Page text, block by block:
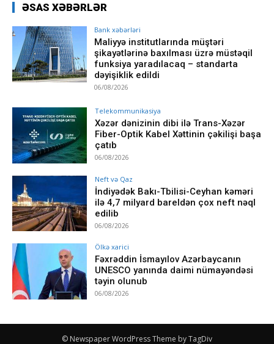
ƏSAS XƏBƏRLƏR
Bank xəbərləri
Maliyyə institutlarında müştəri
şikayətlərinə baxılması üzrə müstəqil
funksiya yaradılacaq – standarta
dəyişiklik edildi
06/08/2026
Telekommunikasiya
Xəzər dənizinin dibi ilə Trans-Xəzər
Fiber-Optik Kabel Xəttinin çəkilişi başa
çatıb
06/08/2026
Neft və Qaz
İndiyədək Bakı-Tbilisi-Ceyhan kəməri
ilə 4,7 milyard bareldən çox neft nəql
edilib
06/08/2026
Ölkə xarici
Fəxrəddin İsmayılov Azərbaycanın
UNESCO yanında daimi nümayəndəsi
təyin olunub
06/08/2026
© Newspaper WordPress Theme by TagDiv